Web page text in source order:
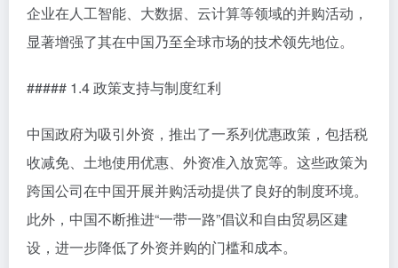
企业在人工智能、大数据、云计算等领域的并购活动，
显著增强了其在中国乃至全球市场的技术领先地位。
##### 1.4 政策支持与制度红利
中国政府为吸引外资，推出了一系列优惠政策，包括税
收减免、土地使用优惠、外资准入放宽等。这些政策为
跨国公司在中国开展并购活动提供了良好的制度环境。
此外，中国不断推进“一带一路”倡议和自由贸易区建
设，进一步降低了外资并购的门槛和成本。